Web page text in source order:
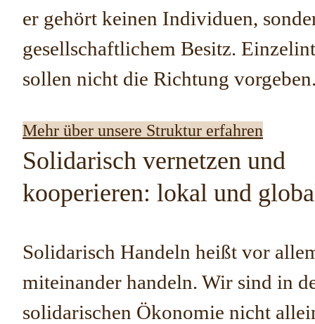
er gehört keinen Individuen,
gesellschaftlichem Besitz.
sollen nicht die Richtung
Mehr über unsere Struktur erfahren
Solidarisch vernetzen und
kooperieren: lokal und
Solidarisch Handeln heißt vor
miteinander handeln. Wir sind in
solidarischen Ökonomie nicht